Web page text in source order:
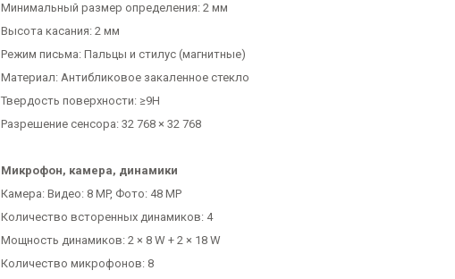
Минимальный размер определения: 2 мм
Высота касания: 2 мм
Режим письма: Пальцы и стилус (магнитные)
Материал: Антибликовое закаленное стекло
Твердость поверхности: ≥9H
Разрешение сенсора: 32 768 × 32 768
Микрофон, камера, динамики
Камера: Видео: 8 MP, Фото: 48 MP
Количество всторенных динамиков: 4
Мощность динамиков: 2 × 8 W + 2 × 18 W
Количество микрофонов: 8